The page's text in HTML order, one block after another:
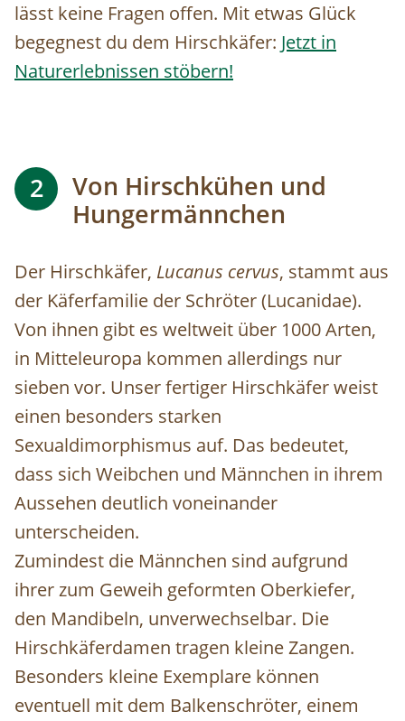
lässt keine Fragen offen. Mit etwas Glück
begegnest du dem Hirschkäfer: Jetzt in
Naturerlebnissen stöbern!
2
Von Hirschkühen und
Hungermännchen
Der Hirschkäfer, Lucanus cervus, stammt aus
der Käferfamilie der Schröter (Lucanidae).
Von ihnen gibt es weltweit über 1000 Arten,
in Mitteleuropa kommen allerdings nur
sieben vor. Unser fertiger Hirschkäfer weist
einen besonders starken
Sexualdimorphismus auf. Das bedeutet,
dass sich Weibchen und Männchen in ihrem
Aussehen deutlich voneinander
unterscheiden.
Zumindest die Männchen sind aufgrund
ihrer zum Geweih geformten Oberkiefer,
den Mandibeln, unverwechselbar. Die
Hirschkäferdamen tragen kleine Zangen.
Besonders kleine Exemplare können
eventuell mit dem Balkenschröter, einem